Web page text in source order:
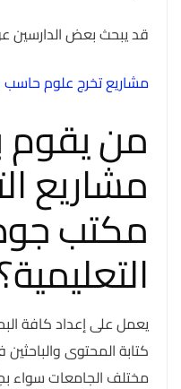
قد يبحث بعض الدارسين
مشاريع تخرج علوم
من يقوم
مشاريع
مكتب
يعمل على إعداد كافة
كتابة المحتوى
مختلف الجامعات سواء